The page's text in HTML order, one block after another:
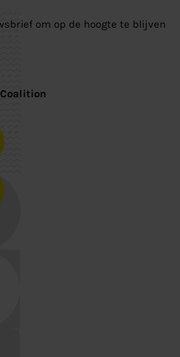
om op de hoogte te blijven